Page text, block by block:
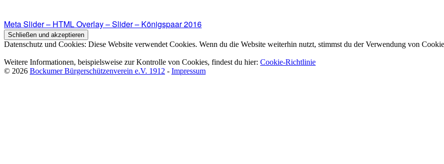
Beitragsnavigation
Meta Slider – HTML Overlay – Slider – Königspaar 2016
Datenschutz und Cookies: Diese Website verwendet Cookies. Wenn du die Website weiterhin nutzt, stimmst du der Verwendung von
Weitere Informationen, beispielsweise zur Kontrolle von Cookies, findest du hier: Cookie-Richtlinie
© 2026 Bockumer Bürgerschützenverein e.V. 1912 - Impressum